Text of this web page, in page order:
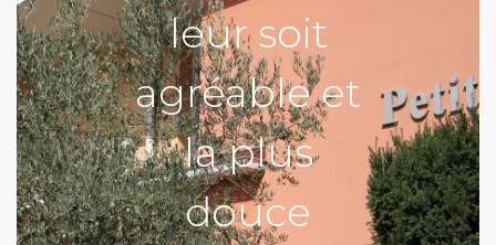
leur soit
agréable et
la plus
douce